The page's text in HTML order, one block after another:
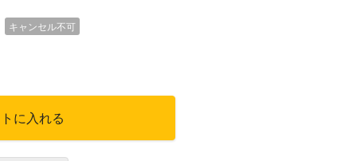
キャンセル不可
に入れる